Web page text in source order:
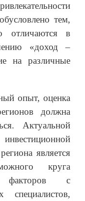
тем,
отличаются в
«доход –
на различные
опыт, оценка
должна
Актуальной
является
круга
факторов с
специалистов,